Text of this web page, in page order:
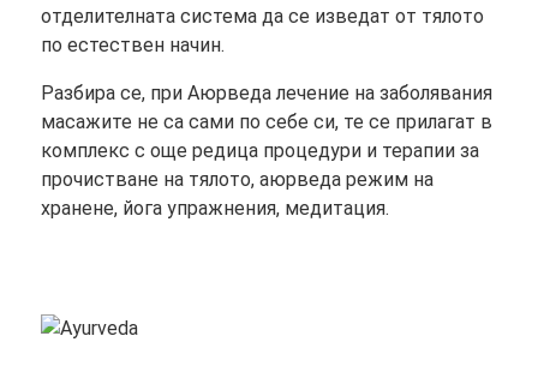
отделителната система да се изведат от тялото
по естествен начин.
Разбира се, при Аюрведа лечение на заболявания
масажите не са сами по себе си, те се прилагат в
комплекс с още редица процедури и терапии за
прочистване на тялото, аюрведа режим на
хранене, йога упражнения, медитация.